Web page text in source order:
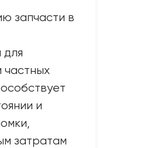
запчасти в
для
частных
и
затратам